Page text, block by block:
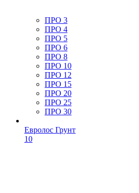
ПРО 3
ПРО 4
ПРО 5
ПРО 6
ПРО 8
ПРО 10
ПРО 12
ПРО 15
ПРО 20
ПРО 25
ПРО 30
Евролос Грунт
10